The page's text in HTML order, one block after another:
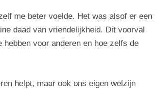
me beter voelde. Het was alsof er een
daad van vriendelijkheid. Dit voorval
voor anderen en hoe zelfs de
helpt, maar ook ons eigen welzijn